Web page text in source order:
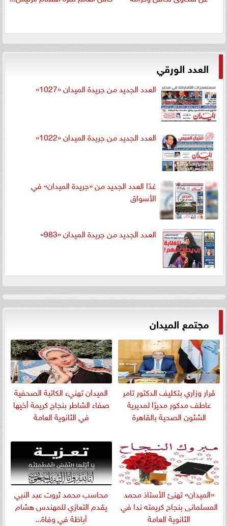
العدد الورقي
العدد الجديد من جريدة الميدان «1027»
العدد الجديد من جريدة الميدان «1022»
غدًا العدد الجديد من «جريدة الميدان» في
الأسواق
العدد الجديد من جريدة الميدان «983»
مجتمع الميدان
قرار وزاري بتكليف الدكتور تامر
عاطف مدكور مديرًا لمديرية
الشئون الصحية بالقاهرة
الميدان تهنيء الكاتبة الصحفية
صفاء الشاطر بنجاج كريمة أخيها
في الثانوية العامة
«الميدان» تهنئ الأستاذ محمد
المسلمانى بنجاح كريمته ندا في
الثانوية العامة
​محاسب محمد ثروت عبد النبي
يقدم التعازي للمهندس هشام
أباظة في وفاة...